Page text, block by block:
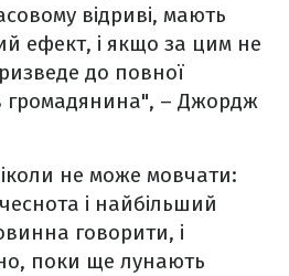
відриві, мають
ефект, і якщо за цим не
до повної
громадянина", – Джордж
не може мовчати:
і найбільший
говорити, і
поки ще лунають